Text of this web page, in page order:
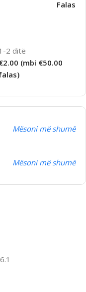
Falas
2 ditë
(mbi €50.00
Mësoni më shumë
Mësoni më shumë